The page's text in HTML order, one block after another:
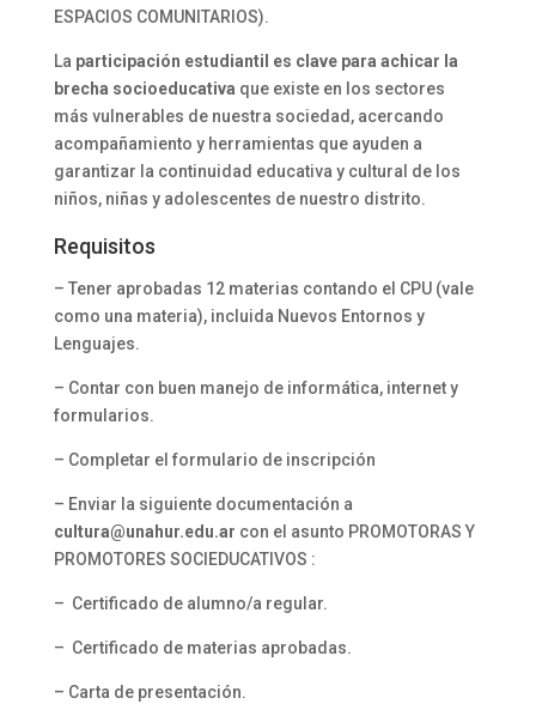
ESPACIOS COMUNITARIOS).
La participación estudiantil es clave para achicar la
brecha socioeducativa que existe en los sectores
más vulnerables de nuestra sociedad, acercando
acompañamiento y herramientas que ayuden a
garantizar la continuidad educativa y cultural de los
niños, niñas y adolescentes de nuestro distrito.
Requisitos
– Tener aprobadas 12 materias contando el CPU (vale
como una materia), incluida Nuevos Entornos y
Lenguajes.
– Contar con buen manejo de informática, internet y
formularios.
– Completar el formulario de inscripción
– Enviar la siguiente documentación a
cultura@unahur.edu.ar con el asunto PROMOTORAS Y
PROMOTORES SOCIEDUCATIVOS :
– Certificado de alumno/a regular.
– Certificado de materias aprobadas.
– Carta de presentación.